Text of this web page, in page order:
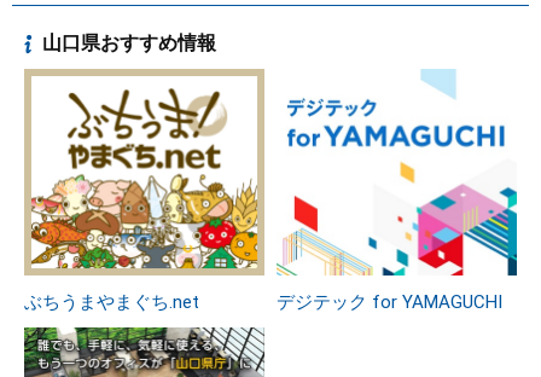
山口県おすすめ情報
ぶちうまやまぐち.net デジテック for YAMAGUCHI